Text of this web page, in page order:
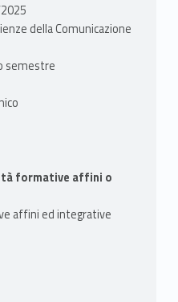
della Comunicazione
semestre
formative affini o
affini ed integrative